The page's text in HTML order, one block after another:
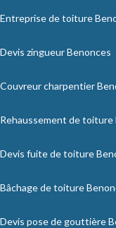
Entreprise de toiture
Devis zingueur Benonces
Couvreur charpentier
Rehaussement de toiture
Devis fuite de toiture
Bâchage de toiture
Devis pose de gouttière